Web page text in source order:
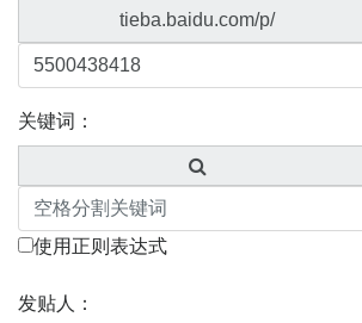
tieba.baidu.com/p/
关键词：
使用正则表达式
发贴人：